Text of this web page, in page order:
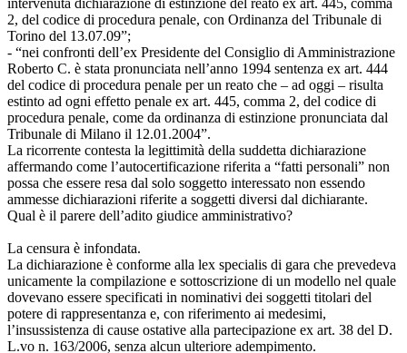
2, del codice di procedura penale, con Ordinanza del Tribunale di
Torino del 13.07.09”;
- “nei confronti dell’ex Presidente del Consiglio di Amministrazione
Roberto C. è stata pronunciata nell’anno 1994 sentenza ex art. 444
del codice di procedura penale per un reato che – ad oggi – risulta
estinto ad ogni effetto penale ex art. 445, comma 2, del codice di
procedura penale, come da ordinanza di estinzione pronunciata dal
Tribunale di Milano il 12.01.2004”.
La ricorrente contesta la legittimità della suddetta dichiarazione
affermando come l’autocertificazione riferita a “fatti personali” non
possa che essere resa dal solo soggetto interessato non essendo
ammesse dichiarazioni riferite a soggetti diversi dal dichiarante.
Qual è il parere dell’adito giudice amministrativo?
La censura è infondata.
La dichiarazione è conforme alla lex specialis di gara che prevedeva
unicamente la compilazione e sottoscrizione di un modello nel quale
dovevano essere specificati in nominativi dei soggetti titolari del
potere di rappresentanza e, con riferimento ai medesimi,
l’insussistenza di cause ostative alla partecipazione ex art. 38 del D.
L.vo n. 163/2006, senza alcun ulteriore adempimento.